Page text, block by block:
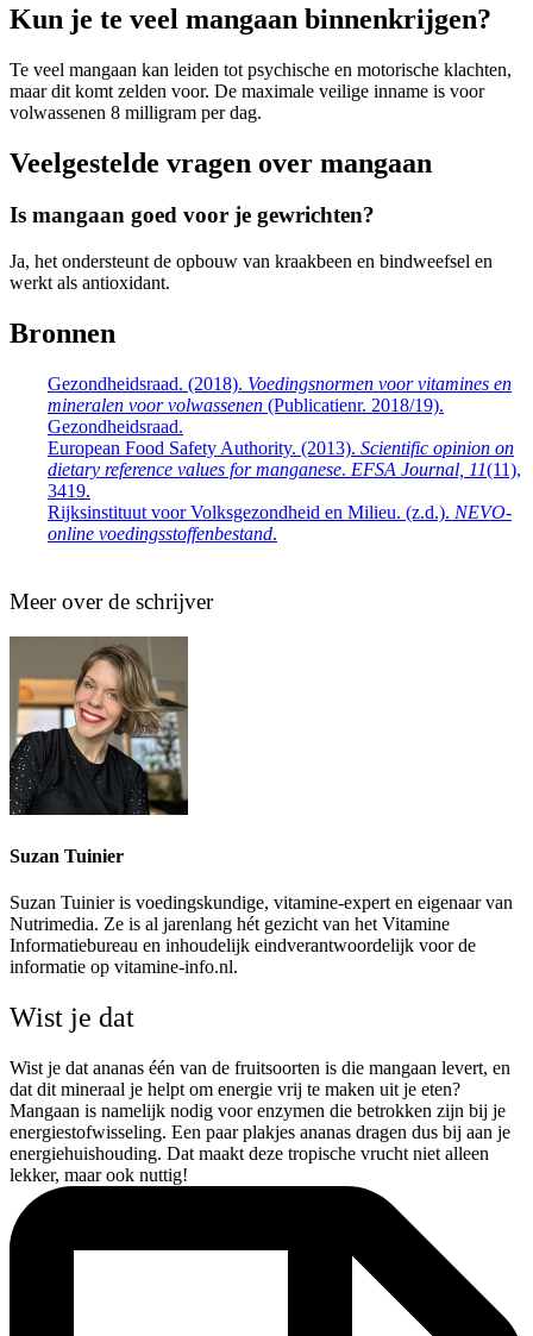
Kun je te veel mangaan binnenkrijgen?
Te veel mangaan kan leiden tot psychische en motorische klachten,
maar dit komt zelden voor. De maximale veilige inname is voor
volwassenen 8 milligram per dag.
Veelgestelde vragen over mangaan
Is mangaan goed voor je gewrichten?
Ja, het ondersteunt de opbouw van kraakbeen en bindweefsel en
werkt als antioxidant.
Bronnen
Gezondheidsraad. (2018). Voedingsnormen voor vitamines en
mineralen voor volwassenen (Publicatienr. 2018/19).
Gezondheidsraad.
European Food Safety Authority. (2013). Scientific opinion on
dietary reference values for manganese. EFSA Journal, 11(11),
3419.
Rijksinstituut voor Volksgezondheid en Milieu. (z.d.). NEVO-
online voedingsstoffenbestand.
Meer over de schrijver
Suzan Tuinier
Suzan Tuinier is voedingskundige, vitamine-expert en eigenaar van
Nutrimedia. Ze is al jarenlang hét gezicht van het Vitamine
Informatiebureau en inhoudelijk eindverantwoordelijk voor de
informatie op vitamine-info.nl.
Wist je dat
Wist je dat ananas één van de fruitsoorten is die mangaan levert, en
dat dit mineraal je helpt om energie vrij te maken uit je eten?
Mangaan is namelijk nodig voor enzymen die betrokken zijn bij je
energiestofwisseling. Een paar plakjes ananas dragen dus bij aan je
energiehuishouding. Dat maakt deze tropische vrucht niet alleen
lekker, maar ook nuttig!